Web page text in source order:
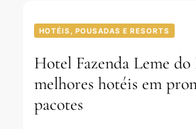
HOTÉIS, POUSADAS E RESORTS
Hotel Fazenda Leme
melhores hotéis em
pacotes